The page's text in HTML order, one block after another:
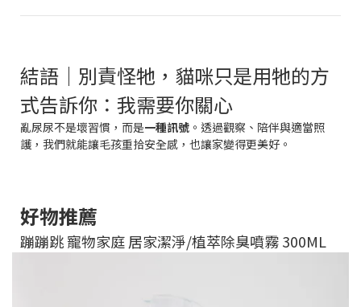
結語｜別責怪牠，貓咪只是用牠的方
式告訴你：我需要你關心
亂尿尿不是壞習慣，而是一種訊號 。透過觀察、陪伴與適當照
護，我們就能讓毛孩重拾安全感，也讓家變得更美好。
好物推薦
蹦蹦跳 寵物家庭 居家潔淨/植萃除臭噴霧 300ML